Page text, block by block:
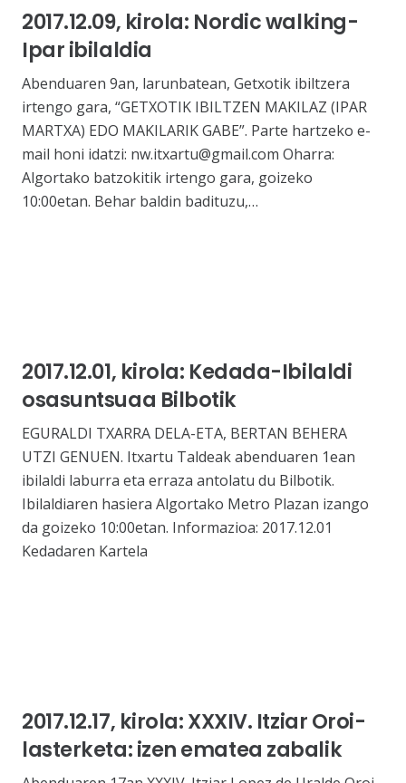
2017.12.09, kirola: Nordic walking-
Ipar ibilaldia
Abenduaren 9an, larunbatean, Getxotik ibiltzera
irtengo gara, “GETXOTIK IBILTZEN MAKILAZ (IPAR
MARTXA) EDO MAKILARIK GABE”. Parte hartzeko e-
mail honi idatzi: nw.itxartu@gmail.com Oharra:
Algortako batzokitik irtengo gara, goizeko
10:00etan. Behar baldin badituzu,…
2017.12.01, kirola: Kedada-Ibilaldi
osasuntsuaa Bilbotik
EGURALDI TXARRA DELA-ETA, BERTAN BEHERA
UTZI GENUEN. Itxartu Taldeak abenduaren 1ean
ibilaldi laburra eta erraza antolatu du Bilbotik.
Ibilaldiaren hasiera Algortako Metro Plazan izango
da goizeko 10:00etan. Informazioa: 2017.12.01
Kedadaren Kartela
2017.12.17, kirola: XXXIV. Itziar Oroi-
lasterketa: izen ematea zabalik